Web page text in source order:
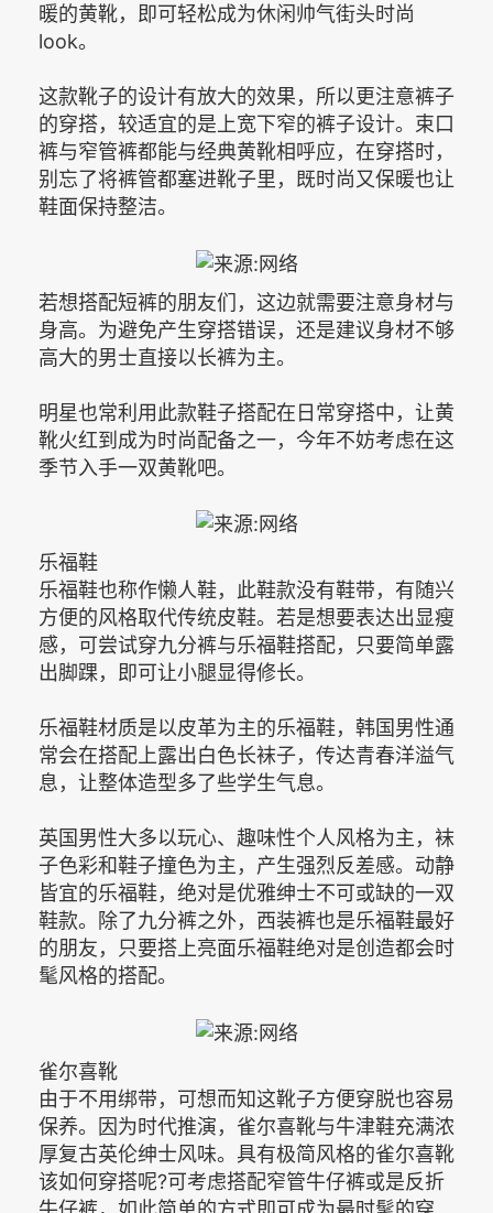
暖的黄靴，即可轻松成为休闲帅气街头时尚
look。
这款靴子的设计有放大的效果，所以更注意裤子
的穿搭，较适宜的是上宽下窄的裤子设计。束口
裤与窄管裤都能与经典黄靴相呼应，在穿搭时，
别忘了将裤管都塞进靴子里，既时尚又保暖也让
鞋面保持整洁。
若想搭配短裤的朋友们，这边就需要注意身材与
身高。为避免产生穿搭错误，还是建议身材不够
高大的男士直接以长裤为主。
明星也常利用此款鞋子搭配在日常穿搭中，让黄
靴火红到成为时尚配备之一，今年不妨考虑在这
季节入手一双黄靴吧。
乐福鞋
乐福鞋也称作懒人鞋，此鞋款没有鞋带，有随兴
方便的风格取代传统皮鞋。若是想要表达出显瘦
感，可尝试穿九分裤与乐福鞋搭配，只要简单露
出脚踝，即可让小腿显得修长。
乐福鞋材质是以皮革为主的乐福鞋，韩国男性通
常会在搭配上露出白色长袜子，传达青春洋溢气
息，让整体造型多了些学生气息。
英国男性大多以玩心、趣味性个人风格为主，袜
子色彩和鞋子撞色为主，产生强烈反差感。动静
皆宜的乐福鞋，绝对是优雅绅士不可或缺的一双
鞋款。除了九分裤之外，西装裤也是乐福鞋最好
的朋友，只要搭上亮面乐福鞋绝对是创造都会时
髦风格的搭配。
雀尔喜靴
由于不用绑带，可想而知这靴子方便穿脱也容易
保养。因为时代推演，雀尔喜靴与牛津鞋充满浓
厚复古英伦绅士风味。具有极简风格的雀尔喜靴
该如何穿搭呢?可考虑搭配窄管牛仔裤或是反折